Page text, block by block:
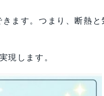
ます。つまり、断熱と
現します。